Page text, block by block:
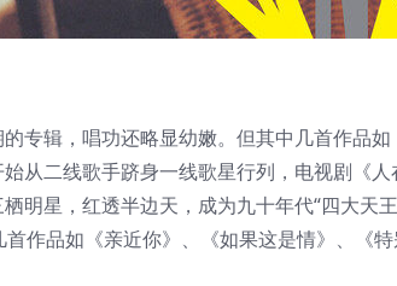
的专辑，唱功还略显幼嫩。但其中几首作品
从二线歌手跻身一线歌星行列，电视剧《
明星，红透半边天，成为九十年代“四大天王
作品如《亲近你》、《如果这是情》、《